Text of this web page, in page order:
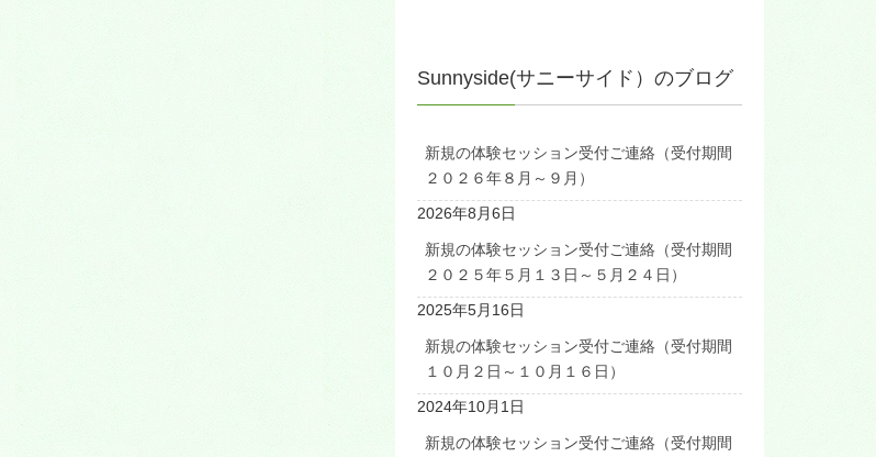
Sunnyside(サニーサイド）のブログ
新規の体験セッション受付ご連絡（受付期間
２０２６年８月～９月）
2026年8月6日
新規の体験セッション受付ご連絡（受付期間
２０２５年５月１３日～５月２４日）
2025年5月16日
新規の体験セッション受付ご連絡（受付期間
１０月２日～１０月１６日）
2024年10月1日
新規の体験セッション受付ご連絡（受付期間